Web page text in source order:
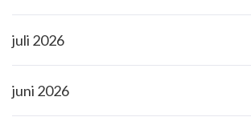
juli 2026
juni 2026